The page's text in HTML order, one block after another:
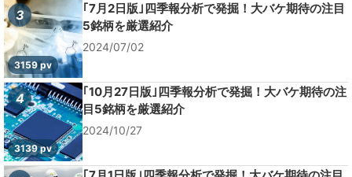
3
3159 pv
｢7月2日版｣四季報分析で発掘！大バケ期待の注目
5銘柄を厳選紹介
2024/07/02
4
3139 pv
｢10月27日版｣四季報分析で発掘！大バケ期待の注
目5銘柄を厳選紹介
2024/10/27